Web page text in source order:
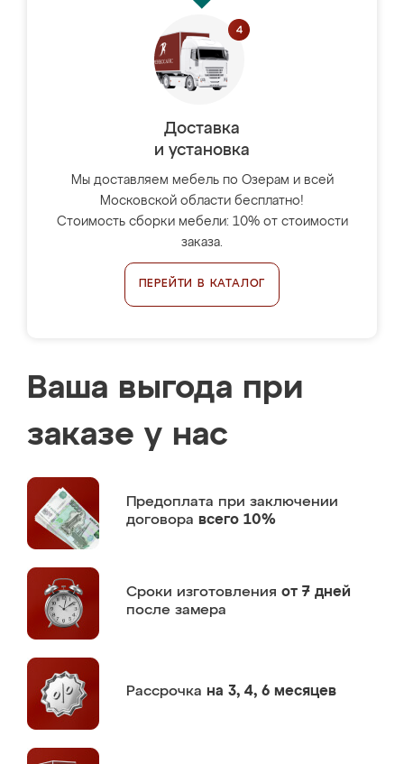
Доставка
и установка
Мы доставляем мебель по Озерам и всей
Московской области бесплатно!
Стоимость сборки мебели: 10% от стоимости
заказа.
ПЕРЕЙТИ В КАТАЛОГ
Ваша выгода при
заказе у нас
Предоплата при заключении
договора всего 10%
Сроки изготовления от 7 дней
после замера
Рассрочка на 3, 4, 6 месяцев